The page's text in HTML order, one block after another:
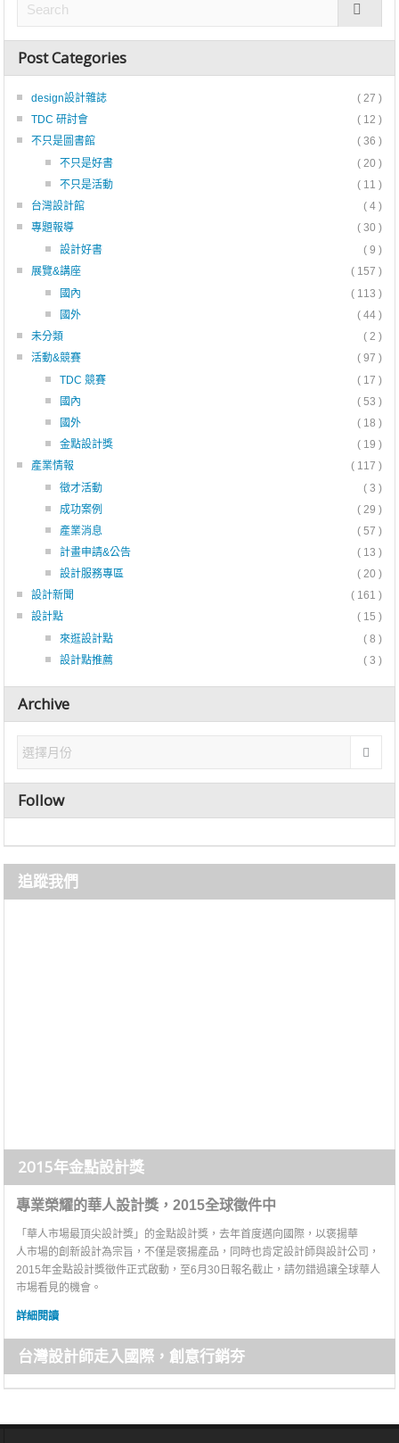
Post Categories
design設計雜誌
( 27 )
TDC 研討會
( 12 )
不只是圖書館
( 36 )
不只是好書
( 20 )
不只是活動
( 11 )
台灣設計館
( 4 )
專題報導
( 30 )
設計好書
( 9 )
展覽&講座
( 157 )
國內
( 113 )
國外
( 44 )
未分類
( 2 )
活動&競賽
( 97 )
TDC 競賽
( 17 )
國內
( 53 )
國外
( 18 )
金點設計獎
( 19 )
產業情報
( 117 )
徵才活動
( 3 )
成功案例
( 29 )
產業消息
( 57 )
計畫申請&公告
( 13 )
設計服務專區
( 20 )
設計新聞
( 161 )
設計點
( 15 )
來逛設計點
( 8 )
設計點推薦
( 3 )
Archive
Follow
追蹤我們
2015年金點設計獎
專業榮耀的華人設計獎，2015全球徵件中
「華人市場最頂尖設計獎」的金點設計獎，去年首度邁向國際，以褒揚華
人市場的創新設計為宗旨，不僅是褒揚產品，同時也肯定設計師與設計公司，
2015年金點設計獎徵件正式啟動，至6月30日報名截止，請勿錯過讓全球華人
市場看見的機會。
詳細閱讀
台灣設計師走入國際，創意行銷夯